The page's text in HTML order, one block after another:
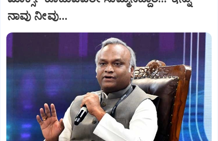
ನಾವು ನೀವು...